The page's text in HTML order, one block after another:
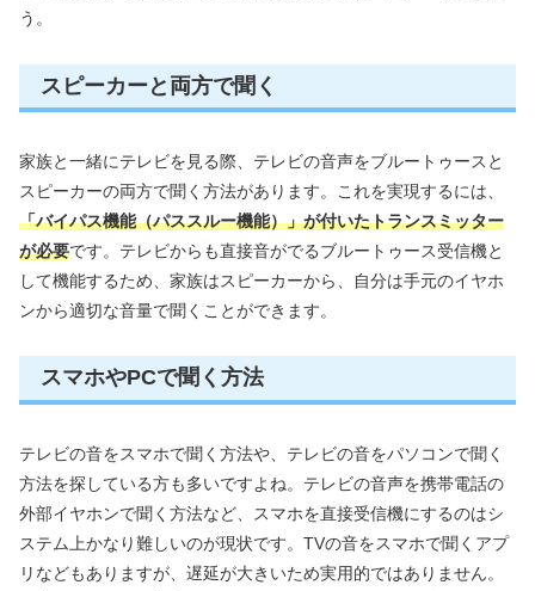
う。
スピーカーと両方で聞く
家族と一緒にテレビを見る際、テレビの音声をブルートゥースと
スピーカーの両方で聞く方法があります。これを実現するには、
「バイパス機能（パススルー機能）」が付いたトランスミッター
が必要です。テレビからも直接音がでるブルートゥース受信機と
して機能するため、家族はスピーカーから、自分は手元のイヤホ
ンから適切な音量で聞くことができます。
スマホやPCで聞く方法
テレビの音をスマホで聞く方法や、テレビの音をパソコンで聞く
方法を探している方も多いですよね。テレビの音声を携帯電話の
外部イヤホンで聞く方法など、スマホを直接受信機にするのはシ
ステム上かなり難しいのが現状です。TVの音をスマホで聞くアプ
リなどもありますが、遅延が大きいため実用的ではありません。